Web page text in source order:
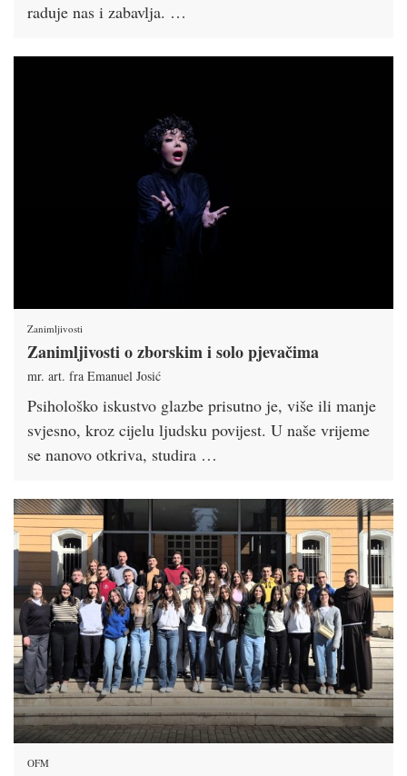
raduje nas i zabavlja. …
Zanimljivosti
Zanimljivosti o zborskim i solo pjevačima
mr. art. fra Emanuel Josić
Psihološko iskustvo glazbe prisutno je, više ili manje
svjesno, kroz cijelu ljudsku povijest. U naše vrijeme
se nanovo otkriva, studira …
OFM